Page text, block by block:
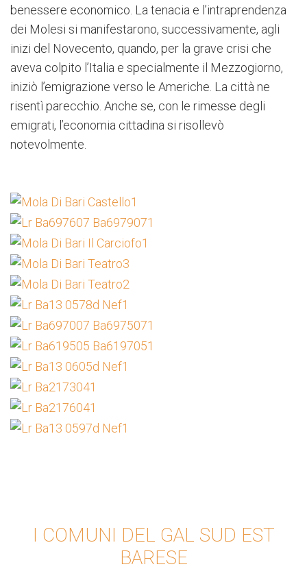
benessere economico. La tenacia e l’intraprendenza
dei Molesi si manifestarono, successivamente, agli
inizi del Novecento, quando, per la grave crisi che
aveva colpito l’Italia e specialmente il Mezzogiorno,
iniziò l’emigrazione verso le Americhe. La città ne
risentì parecchio. Anche se, con le rimesse degli
emigrati, l’economia cittadina si risollevò
notevolmente.
I COMUNI DEL GAL SUD EST
BARESE